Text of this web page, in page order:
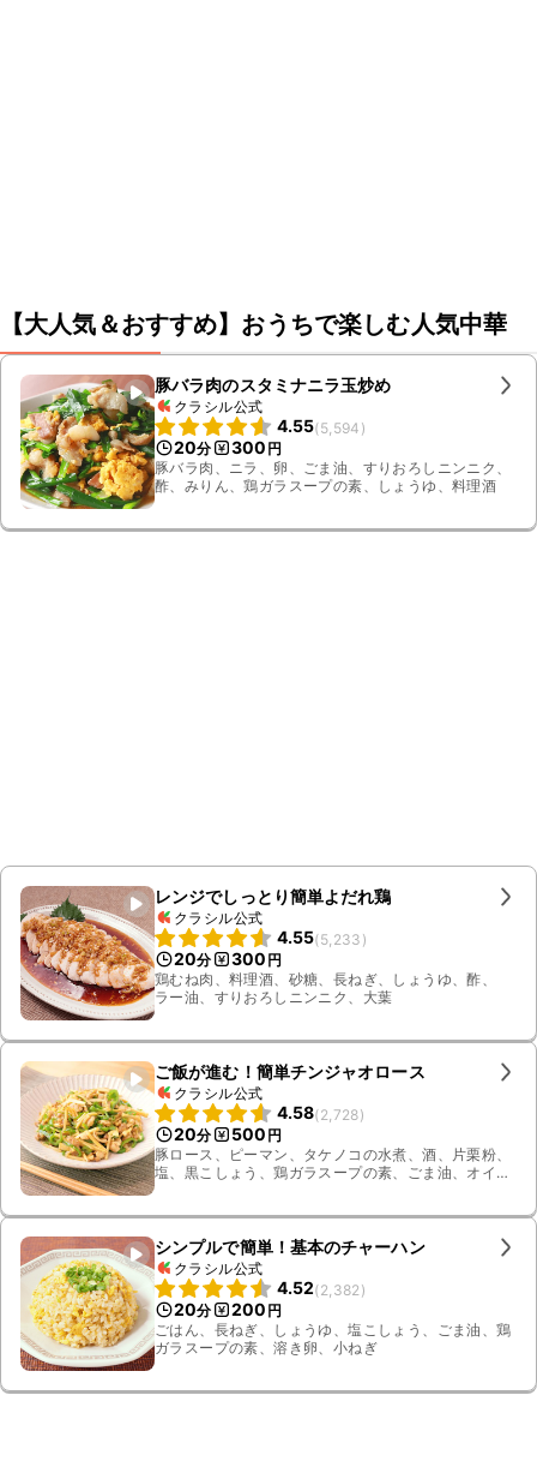
【大人気＆おすすめ】おうちで楽しむ人気中華
豚バラ肉のスタミナニラ玉炒め
クラシル公式
4.55(5,594 )
20分 300 円
豚バラ肉、ニラ、卵、ごま油、すりおろしニンニク、
酢、みりん、鶏ガラスープの素、しょうゆ、料理酒
レンジでしっとり簡単よだれ鶏
クラシル公式
4.55(5,233 )
20分 300 円
鶏むね肉、料理酒、砂糖、長ねぎ、しょうゆ、酢、
ラー油、すりおろしニンニク、大葉
ご飯が進む！簡単チンジャオロース
クラシル公式
4.58(2,728)
20分 500 円
豚ロース、ピーマン、タケノコの水煮、酒、片栗粉、
塩、黒こしょう、鶏ガラスープの素、ごま油、オイス
シンプルで簡単！基本のチャーハン
クラシル公式
4.52(2,382 )
20分 200 円
ごはん、長ねぎ、しょうゆ、塩こしょう、ごま油、鶏
ガラスープの素、溶き卵、小ねぎ